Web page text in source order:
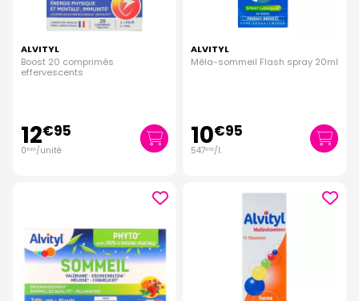
ALVITYL
Boost 20 comprimés
effervescents
12€95
0€65/unité
ALVITYL
Méla-sommeil Flash spray 20ml
10€95
547€50/l.